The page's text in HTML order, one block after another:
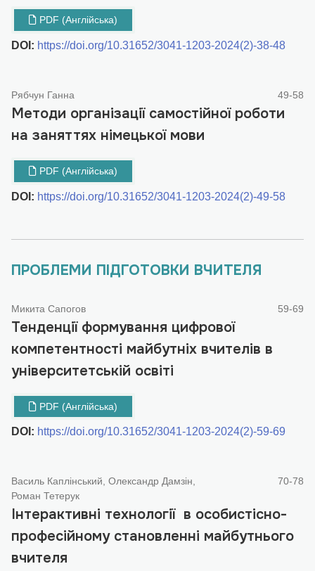
PDF (Англійська)
DOI: https://doi.org/10.31652/3041-1203-2024(2)-38-48
Рябчун Ганна 49-58
Методи організації самостійної роботи
на заняттях німецької мови
PDF (Англійська)
DOI: https://doi.org/10.31652/3041-1203-2024(2)-49-58
ПРОБЛЕМИ ПІДГОТОВКИ ВЧИТЕЛЯ
Микита Сапогов 59-69
Тенденції формування цифрової
компетентності майбутніх вчителів в
університетській освіті
PDF (Англійська)
DOI: https://doi.org/10.31652/3041-1203-2024(2)-59-69
Василь Каплінський, Олександр Дамзін,
Роман Тетерук
70-78
Інтерактивні технології в особистісно-
професійному становленні майбутнього
вчителя